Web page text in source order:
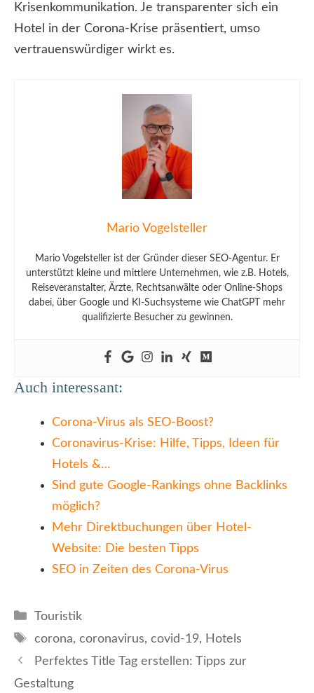
Krisenkommunikation. Je transparenter sich ein
Hotel in der Corona-Krise präsentiert, umso
vertrauenswürdiger wirkt es.
Mario Vogelsteller
Mario Vogelsteller ist der Gründer dieser SEO-Agentur. Er
unterstützt kleine und mittlere Unternehmen, wie z.B. Hotels,
Reiseveranstalter, Ärzte, Rechtsanwälte oder Online-Shops
dabei, über Google und KI-Suchsysteme wie ChatGPT mehr
qualifizierte Besucher zu gewinnen.
Auch interessant:
Corona-Virus als SEO-Boost?
Coronavirus-Krise: Hilfe, Tipps, Ideen für
Hotels &…
Sind gute Google-Rankings ohne Backlinks
möglich?
Mehr Direktbuchungen über Hotel-
Website: Die besten Tipps
SEO in Zeiten des Corona-Virus
Kategorien
Touristik
Schlagwörter
corona, coronavirus, covid-19, Hotels
Perfektes Title Tag erstellen: Tipps zur
Gestaltung